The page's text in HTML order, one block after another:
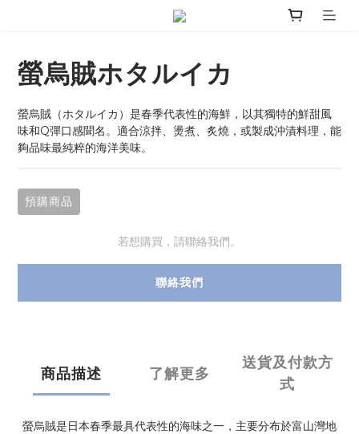
螢烏賊ホタルイカ
螢烏賊（ホタルイカ）是春季代表性的海鮮，以其獨特的鮮甜風
味和Q彈口感聞名。適合涼拌、燙煮、炙燒，或製成沖漬料理，能
夠品味最純粹的海洋美味。
預購商品
若想購買，請聯絡我們。
聯絡我們
商品描述 了解更多
送貨及付款方
式
螢烏賊是日本春季最具代表性的海味之一，主要分布於富山灣地